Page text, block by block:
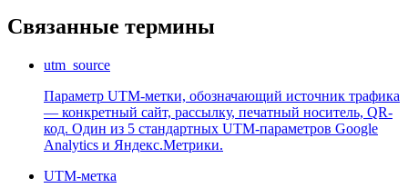
Связанные термины
utm_source
Параметр UTM-метки, обозначающий источник трафика
— конкретный сайт, рассылку, печатный носитель, QR-
код. Один из 5 стандартных UTM-параметров Google
Analytics и Яндекс.Метрики.
UTM-метка